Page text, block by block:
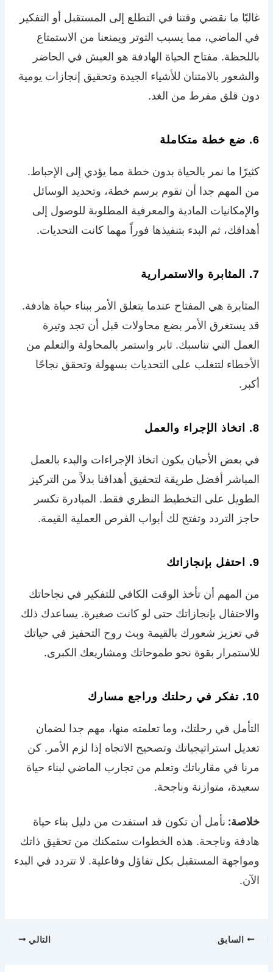
غالبًا ما نقضي وقتنا في التطلع إلى المستقبل أو التفكير
في الماضي، مما يسبب التوتر ويمنعنا من الاستمتاع
باللحظة. مفتاح الحياة الهادفة هو العيش في الحاضر
والشعور بالامتنان للأشياء الجيدة وتحقيق إنجازات يومية
دون قلق مفرط من الغد.
6. ضع خطة متكاملة
كثيرًا ما نمر بالحياة بدون خطة مما يؤدي إلى الإحباط.
من المهم جدا أن تقوم برسم خطة، وتحديد الوسائل
والإمكانيات المادية والمعرفية المطلوبة للوصول إلى
أهدافك، ثم البدء بتنفيذها فوراً مهما كانت التحديات.
7. المثابرة والاستمرارية
المثابرة هي المفتاح عندما يتعلق الأمر ببناء حياة هادفة.
قد يستغرق الأمر بضع محاولات قبل أن تجد وتيرة
العمل التي تناسبك. ثابر واستمر بالمحاولة والتعلم من
الأخطاء لتتغلب على التحديات بسهولة وتحقق نجاحًا
أكبر.
8. اتخاذ الإجراء والعمل
في بعض الأحيان يكون اتخاذ الإجراءات والبدء بالعمل
المباشر أفضل طريقة لتحقيق أهدافنا بدلاً من التركيز
الطويل على التخطيط النظري فقط. المبادرة تكسر
حاجز التردد وتفتح لك أبواب الفرص العملية القيمة.
9. احتفل بإنجازاتك
من المهم أن تأخذ الوقت الكافي للتفكير في نجاحاتك
والاحتفال بإنجازاتك حتى لو كانت صغيرة. يساعدك ذلك
في تعزيز شعورك بالقيمة وبث روح التحفيز في حياتك
للاستمرار بقوة نحو طموحاتك ومشاريعك الكبرى.
10. تفكر في رحلتك وراجع مسارك
التأمل في رحلتك، وما تعلمته منها، مهم جدا لضمان
تعديل استراتيجياتك وتصحيح الاتجاه إذا لزم الأمر. كن
مرنا في مقارباتك وتعلم من تجارب الماضي لبناء حياة
سعيدة، متوازنة وناجحة.
خلاصة: نأمل أن تكون قد استفدت من دليل بناء حياة
هادفة وناجحة. هذه الخطوات ستمكنك من تحقيق ذاتك
ومواجهة المستقبل بكل تفاؤل وفاعلية. لا تتردد في البدء
الآن.
السابق التالي